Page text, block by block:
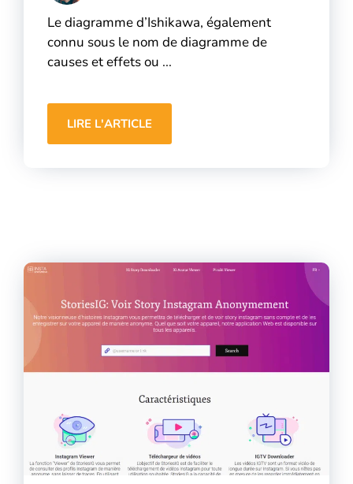
Le diagramme d’Ishikawa, également
connu sous le nom de diagramme de
causes et effets ou ...
LIRE L'ARTICLE